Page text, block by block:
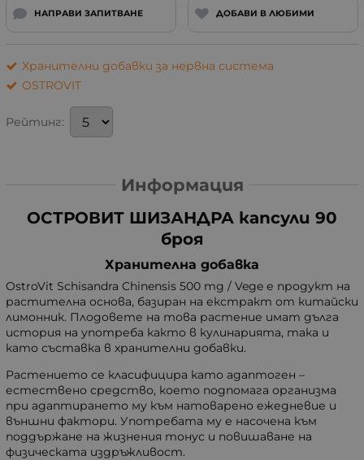
НАПРАВИ ЗАПИТВАНЕ ДОБАВИ В ЛЮБИМИ
Хранителни добавки за нервна система
OSTROVIT
Рейтинг:
Информация
ОСТРОВИТ ШИЗАНДРА капсули 90
броя
Хранителна добавка
OstroVit Schisandra Chinensis 500 mg / Vege е продукт на
растителна основа, базиран на екстракт от китайски
лимонник. Плодовете на това растение имат дълга
история на употреба както в кулинарията, така и
като съставка в хранителни добавки.
Растението се класифицира като адаптоген –
естествено средство, което подпомага организма
при адаптирането му към натоварено ежедневие и
външни фактори. Употребата му е насочена към
поддържане на жизнения тонус и повишаване на
физическата издръжливост.